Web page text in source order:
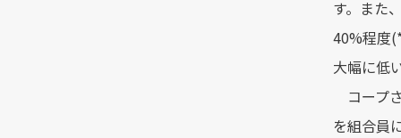
す。また
40%程度
大幅に低
コープ
を組合員